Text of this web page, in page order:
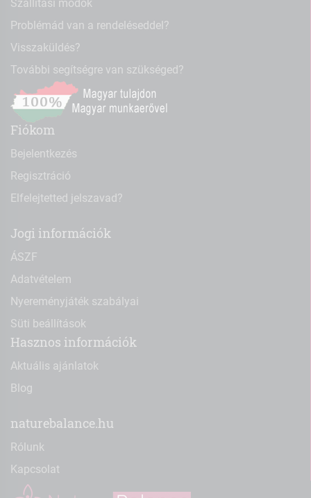
Szállítási módok
Problémád van a rendeléseddel?
Visszaküldés?
További segítségre van szükséged?
Fiókom
Bejelentkezés
Regisztráció
Elfelejtetted jelszavad?
Jogi információk
ÁSZF
Adatvételem
Nyereményjáték szabályai
Süti beállítások
Hasznos információk
Aktuális ajánlatok
Blog
naturebalance.hu
Rólunk
Kapcsolat